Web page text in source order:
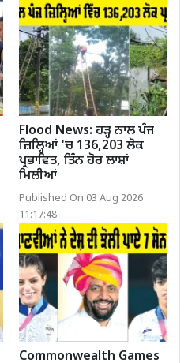
Flood News: ਹੜ੍ਹ ਨਾਲ ਪੰਜ
ਜ਼ਿਲ੍ਹਿਆਂ 'ਚ 136,203 ਲੋਕ
ਪ੍ਰਭਾਵਿਤ, ਤਿੰਨ ਹੋਰ ਲਾਸ਼ਾਂ
ਮਿਲੀਆਂ
Published On 03 Aug 2026
11:17:48
Commonwealth Games